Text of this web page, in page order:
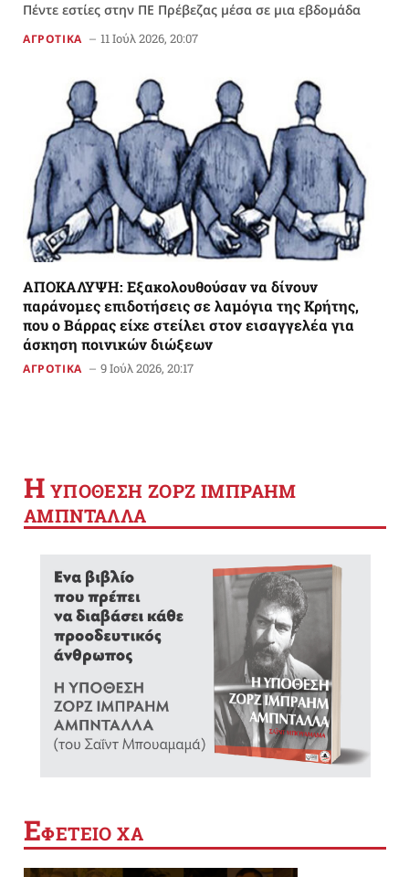
Πέντε εστίες στην ΠΕ Πρέβεζας μέσα σε μια εβδομάδα
ΑΓΡΟΤΙΚΑ 11 Ιούλ 2026, 20:07
AΠΟΚΑΛΥΨΗ: Εξακολουθούσαν να δίνουν
παράνομες επιδοτήσεις σε λαμόγια της Κρήτης,
που ο Βάρρας είχε στείλει στον εισαγγελέα για
άσκηση ποινικών διώξεων
ΑΓΡΟΤΙΚΑ 9 Ιούλ 2026, 20:17
Η YΠΟΘΕΣΗ ΖΟΡΖ ΙΜΠΡΑΗΜ
ΑΜΠΝΤΑΛΛΑ
ΕΦΕΤΕΙΟ ΧΑ